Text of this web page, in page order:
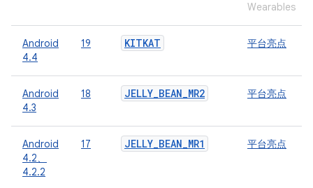
Wearables
Android
4.4
19 KITKAT 平台亮点
Android
4.3
18 JELLY_BEAN_MR2 平台亮点
Android
4.2、
4.2.2
17 JELLY_BEAN_MR1 平台亮点